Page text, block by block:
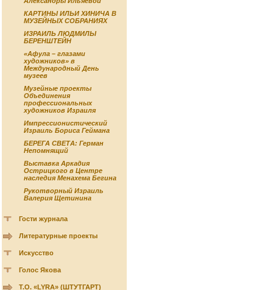
КАРТИНЫ ИЛЬИ ХИНИЧА В
МУЗЕЙНЫХ СОБРАНИЯХ
ИЗРАИЛЬ ЛЮДМИЛЫ
БЕРЕНШТЕЙН
«Афула – глазами
художников» в
Международный День
музеев
Музейные проекты
Объединения
профессиональных
художников Израиля
Импрессионистический
Израиль Бориса Геймана
БЕРЕГА СВЕТА: Герман
Непомнящий
Выставка Аркадия
Острицкого в Центре
наследия Менахема Бегина
Рукотворный Израиль
Валерия Щетинина
Гости журнала
Литературные проекты
Искусство
Голос Якова
Т.О. «LYRA» (ШТУТГАРТ)